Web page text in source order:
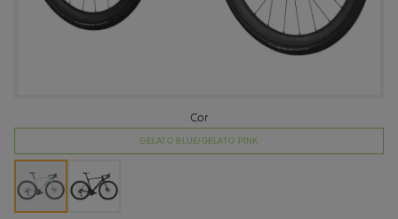
Cor
GELATO BLUE/GELATO PINK